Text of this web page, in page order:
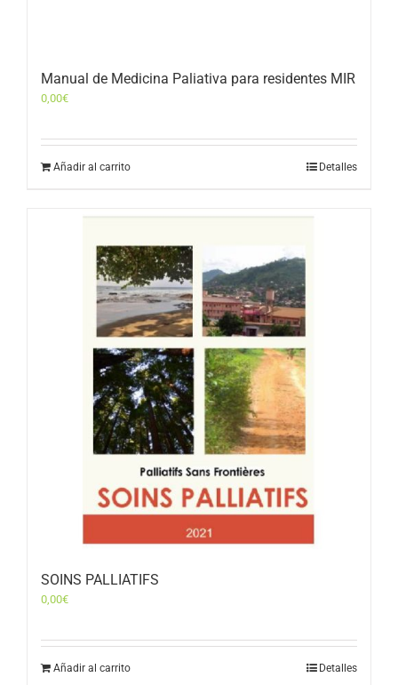
Manual de Medicina Paliativa para residentes MIR
0,00€
Añadir al carrito Detalles
SOINS PALLIATIFS
0,00€
Añadir al carrito Detalles